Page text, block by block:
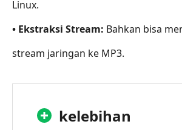
Linux.
• Ekstraksi Stream: Bahkan bisa
stream jaringan ke MP3.
kelebihan